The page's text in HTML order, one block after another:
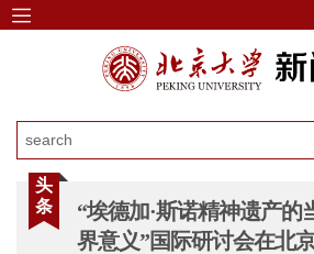
头
条
“埃德加·斯诺精神遗产的
界意义”国际研讨会在北